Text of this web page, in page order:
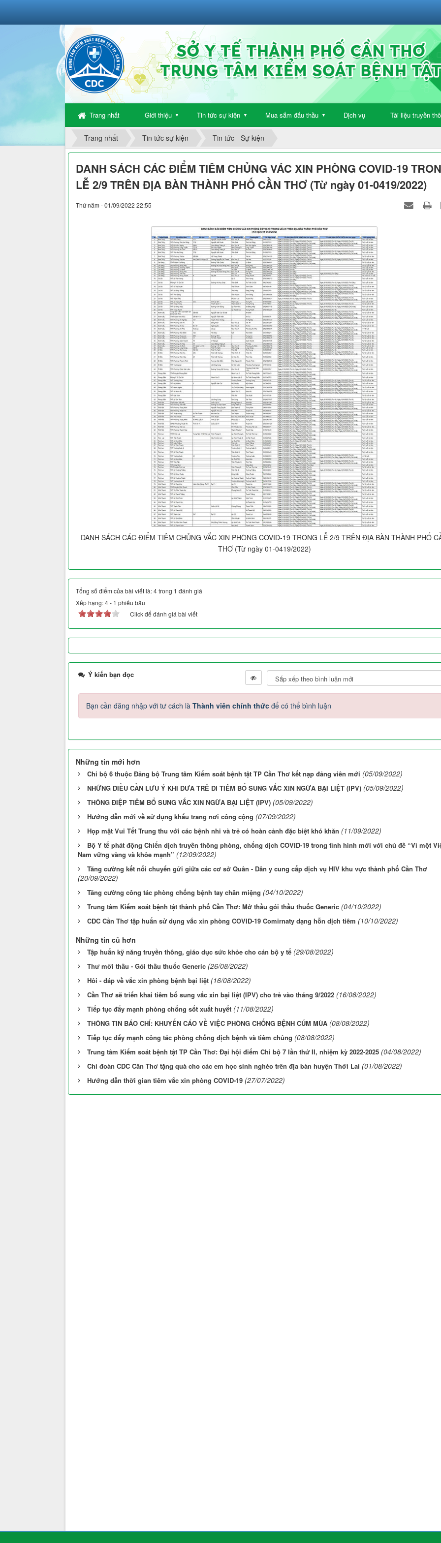
Trang nhất Giới thiệu ▼ Tin tức sự kiện ▼ Mua sắm đấu thầu ▼ Dịch vụ Tài liệu truyền
Trang nhất Tin tức sự kiện Tin tức - Sự kiện
DANH SÁCH CÁC ĐIỂM TIÊM CHỦNG VÁC XIN PHÒNG COVID-19
LỄ 2/9 TRÊN ĐỊA BÀN THÀNH PHỐ CẦN THƠ (Từ ngày 01-0419/2022)
Thứ năm - 01/09/2022 22:55
DANH SÁCH CÁC ĐIỂM TIÊM CHỦNG VẮC XIN PHÒNG COVID-19 TRONG LỄ 2/9 TRÊN ĐỊA BÀN THÀNH PHỐ
THƠ (Từ ngày 01-0419/2022)
Tổng số điểm của bài viết là: 4 trong 1 đánh giá
Xếp hạng:4- 1 phiếu bầu
Click để đánh giá bài viết
Ý kiến bạn đọc
Bạn cần đăng nhập với tư cách là Thành viên chính thức để có thể bình luận
Những tin mới hơn
Chi bộ 6 thuộc Đảng bộ Trung tâm Kiểm soát bệnh tật TP Cần Thơ kết nạp đảng viên mới (05/09/2022)
NHỮNG ĐIỀU CẦN LƯU Ý KHI ĐƯA TRẺ ĐI TIÊM BỔ SUNG VẮC XIN NGỪA BẠI LIỆT (IPV) (05/09/2022)
THÔNG ĐIỆP TIÊM BỔ SUNG VẮC XIN NGỪA BẠI LIỆT (IPV) (05/09/2022)
Hướng dẫn mới về sử dụng khẩu trang nơi công cộng (07/09/2022)
Họp mặt Vui Tết Trung thu với các bệnh nhi và trẻ có hoàn cảnh đặc biệt khó khăn (11/09/2022)
Bộ Y tế phát động Chiến dịch truyền thông phòng, chống dịch COVID-19 trong tình hình mới với chủ đề “Vì một
Nam vững vàng và khỏe mạnh” (12/09/2022)
Tăng cường kết nối chuyển gửi giữa các cơ sở Quân - Dân y cung cấp dịch vụ HIV khu vực thành phố Cần Thơ
(20/09/2022)
Tăng cường công tác phòng chống bệnh tay chân miệng (04/10/2022)
Trung tâm Kiểm soát bệnh tật thành phố Cần Thơ: Mở thầu gói thầu thuốc Generic (04/10/2022)
CDC Cần Thơ tập huấn sử dụng vắc xin phòng COVID-19 Comirnaty dạng hỗn dịch tiêm (10/10/2022)
Những tin cũ hơn
Tập huấn kỹ năng truyền thông, giáo dục sức khỏe cho cán bộ y tế (29/08/2022)
Thư mời thầu - Gói thầu thuốc Generic (26/08/2022)
Hỏi - đáp về vắc xin phòng bệnh bại liệt (16/08/2022)
Cần Thơ sẽ triển khai tiêm bổ sung vắc xin bại liệt (IPV) cho trẻ vào tháng 9/2022 (16/08/2022)
Tiếp tục đẩy mạnh phòng chống sốt xuất huyết (11/08/2022)
THÔNG TIN BÁO CHÍ: KHUYẾN CÁO VỀ VIỆC PHÒNG CHỐNG BỆNH CÚM MÙA (08/08/2022)
Tiếp tục đẩy mạnh công tác phòng chống dịch bệnh và tiêm chủng (08/08/2022)
Trung tâm Kiểm soát bệnh tật TP Cần Thơ: Đại hội điểm Chi bộ 7 lần thứ II, nhiệm kỳ 2022-2025 (04/08/2022)
Chi đoàn CDC Cần Thơ tặng quà cho các em học sinh nghèo trên địa bàn huyện Thới Lai (01/08/2022)
Hướng dẫn thời gian tiêm vắc xin phòng COVID-19 (27/07/2022)